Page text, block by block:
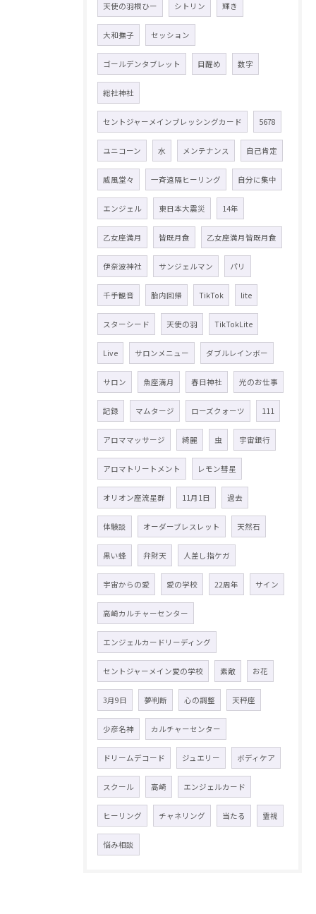
天使の羽根ひー シトリン 輝き
大和撫子 セッション
ゴールデンタブレット 目醒め 数字
総社神社
セントジャーメインブレッシングカード 5678
ユニコーン 水 メンテナンス 自己肯定
威風堂々 一斉遠隔ヒーリング 自分に集中
エンジェル 東日本大震災 14年
乙女座満月 皆既月食 乙女座満月皆既月食
伊奈波神社 サンジェルマン パリ
千手観音 胎内回帰 TikTok lite
スターシード 天使の羽 TikTokLite
Live サロンメニュー ダブルレインボー
サロン 魚座満月 春日神社 光のお仕事
記録 マムタージ ローズクォーツ 111
アロママッサージ 綺麗 虫 宇宙銀行
アロマトリートメント レモン彗星
オリオン座流星群 11月1日 過去
体験談 オーダーブレスレット 天然石
黒い蜂 弁財天 人差し指ケガ
宇宙からの愛 愛の学校 22周年 サイン
高崎カルチャーセンター
エンジェルカードリーディング
セントジャーメイン愛の学校 素敵 お花
3月9日 夢判断 心の調整 天秤座
少彦名神 カルチャーセンター
ドリームデコード ジュエリー ボディケア
スクール 高崎 エンジェルカード
ヒーリング チャネリング 当たる 霊視
悩み相談